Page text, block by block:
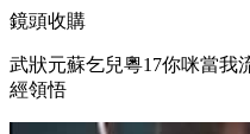
鏡頭收購
武狀元蘇乞兒粵17你咪當我
經領悟